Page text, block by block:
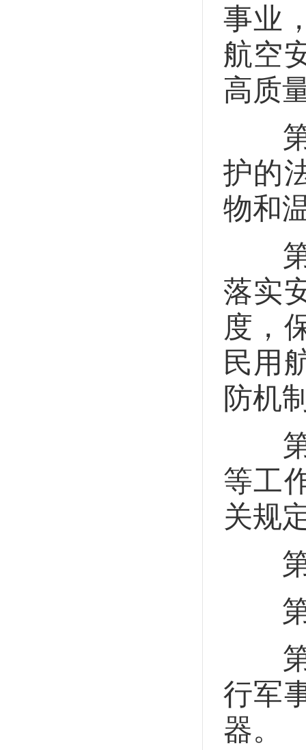
事业
航空
高质
第
护的
物和
第
落实
度，
民用
防机
第
等工
关规
第
第
第
行军
器。